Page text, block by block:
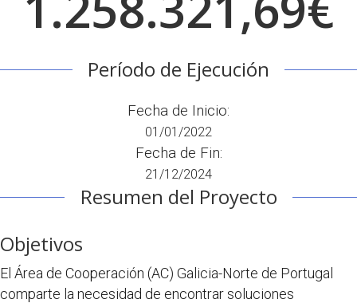
Período de Ejecución
Fecha de Inicio:
01/01/2022
Fecha de Fin:
21/12/2024
Resumen del Proyecto
Objetivos
El Área de Cooperación (AC) Galicia-Norte de Portugal
comparte la necesidad de encontrar soluciones